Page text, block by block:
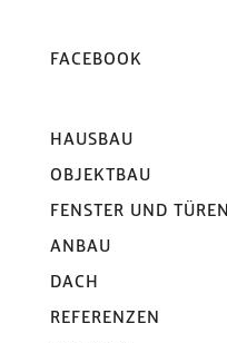
FACEBOOK
HAUSBAU
OBJEKTBAU
FENSTER UND TÜREN
ANBAU
DACH
REFERENZEN